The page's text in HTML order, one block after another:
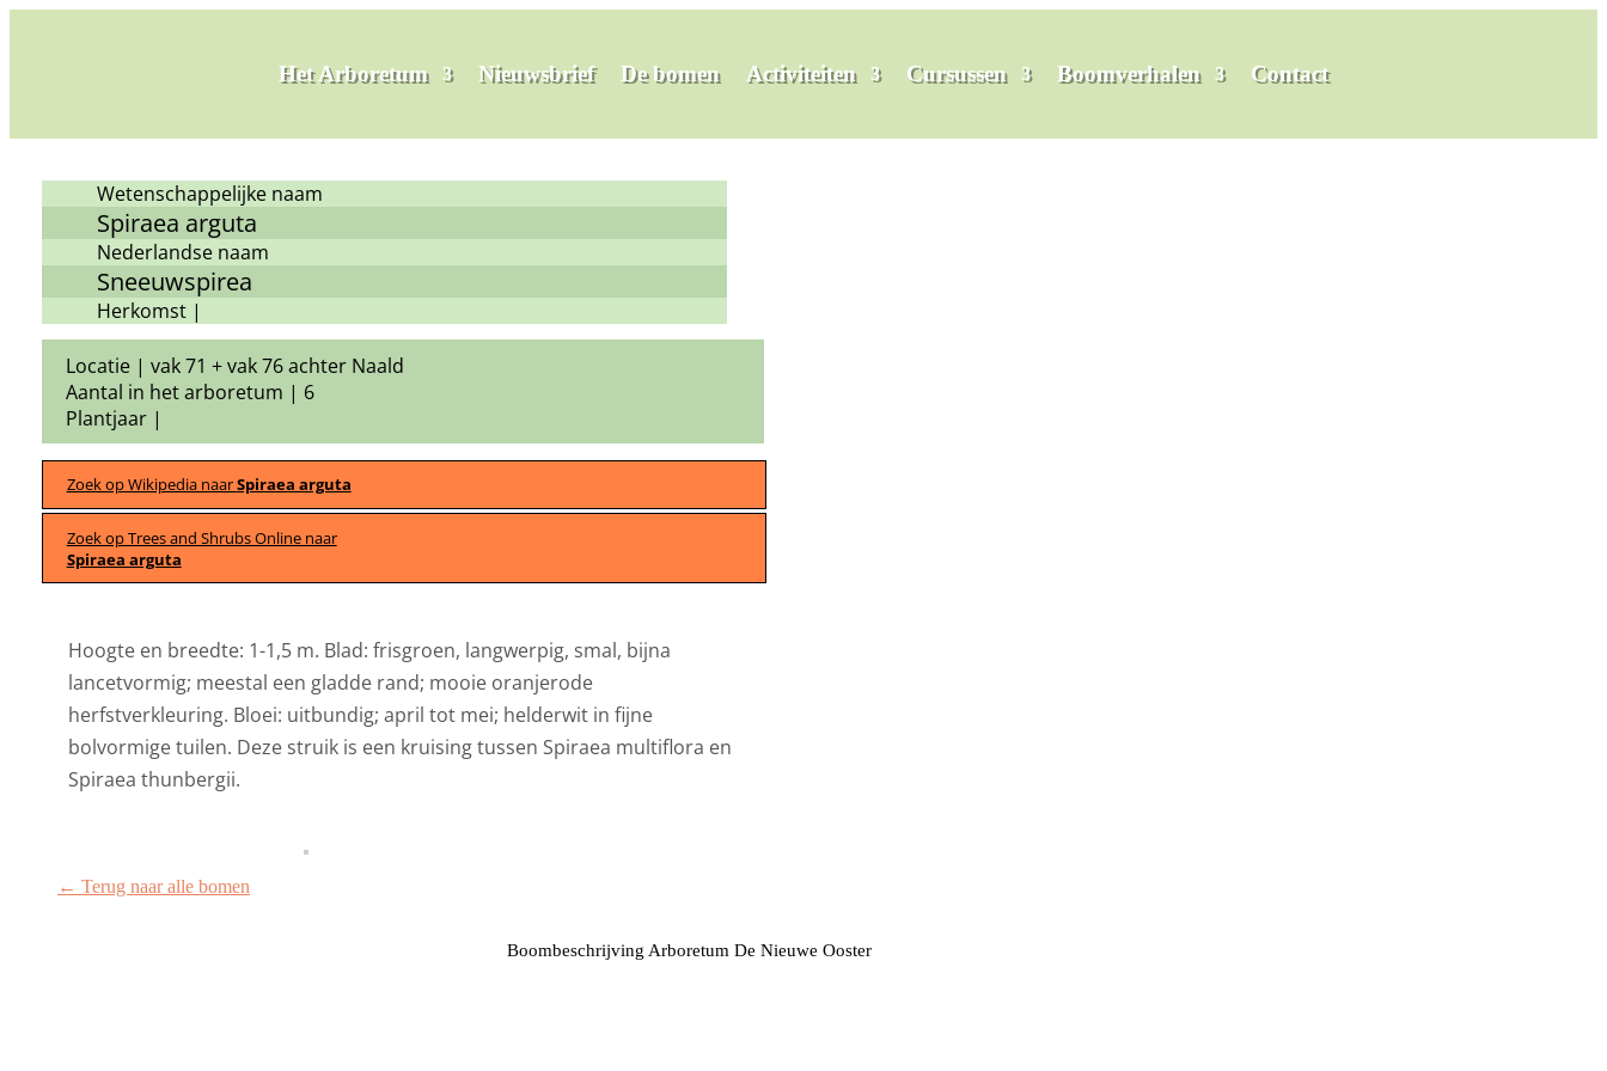
Het Arboretum Nieuwsbrief De bomen Activiteiten Cursussen Boomverhalen Contact
Wetenschappelijke naam
Spiraea arguta
Nederlandse naam
Sneeuwspirea
Herkomst |
Locatie | vak 71 + vak 76 achter Naald
Aantal in het arboretum | 6
Plantjaar |
Zoek op Wikipedia naarSpiraea arguta
Zoek op Trees and Shrubs Online naar
Spiraea arguta
Hoogte en breedte: 1-1,5 m. Blad: frisgroen, langwerpig, smal, bijna
lancetvormig; meestal een gladde rand; mooie oranjerode
herfstverkleuring. Bloei: uitbundig; april tot mei; helderwit in fijne
bolvormige tuilen. Deze struik is een kruising tussen Spiraea multiflora en
Spiraea thunbergii.
← Terug naar alle bomen
Boombeschrijving Arboretum De Nieuwe Ooster